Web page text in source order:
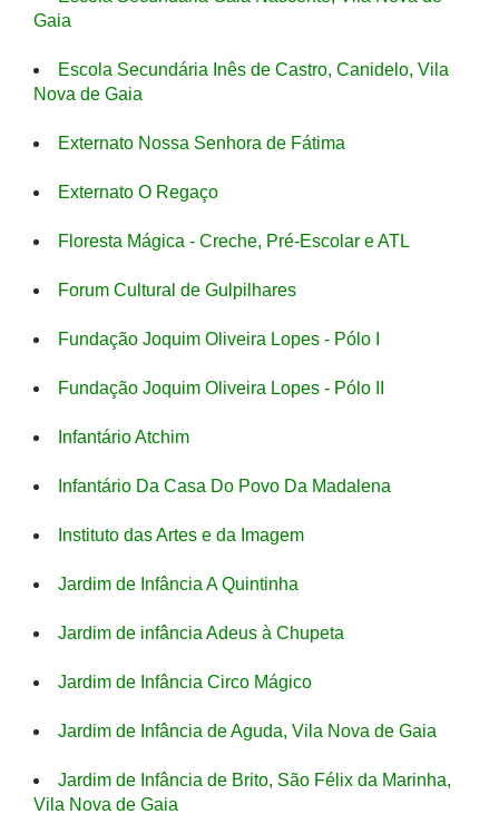
Gaia
Escola Secundária Inês de Castro, Canidelo, Vila
Nova de Gaia
Externato Nossa Senhora de Fátima
Externato O Regaço
Floresta Mágica - Creche, Pré-Escolar e ATL
Forum Cultural de Gulpilhares
Fundação Joquim Oliveira Lopes - Pólo I
Fundação Joquim Oliveira Lopes - Pólo II
Infantário Atchim
Infantário Da Casa Do Povo Da Madalena
Instituto das Artes e da Imagem
Jardim de Infância A Quintinha
Jardim de infância Adeus à Chupeta
Jardim de Infância Circo Mágico
Jardim de Infância de Aguda, Vila Nova de Gaia
Jardim de Infância de Brito, São Félix da Marinha,
Vila Nova de Gaia